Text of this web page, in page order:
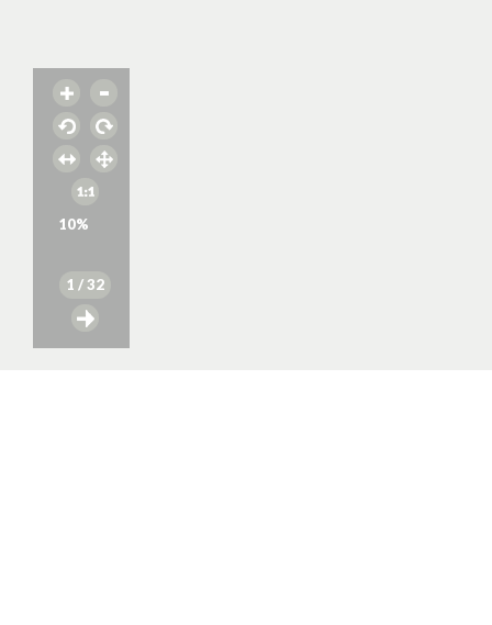
10%
1 / 32